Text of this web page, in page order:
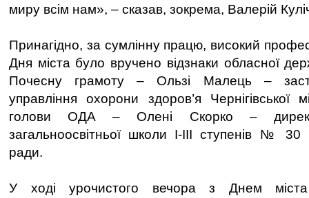
миру всім нам», – сказав, зокрема, Валерій
Принагідно, за сумлінну працю, високий
Дня міста було вручено відзнаки обласної
Почесну грамоту – Ользі Малець –
управління охорони здоров’я Чернігівської
голови ОДА – Олені Скорко –
загальноосвітньої школи І-ІІІ ступенів № 30
ради.
У ході урочистого вечора з Днем міста